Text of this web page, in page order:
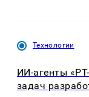
Технологии
ИИ-агенты
задач